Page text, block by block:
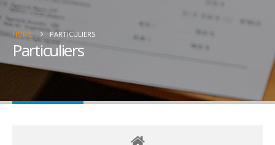
HOME PARTICULIERS
Particuliers